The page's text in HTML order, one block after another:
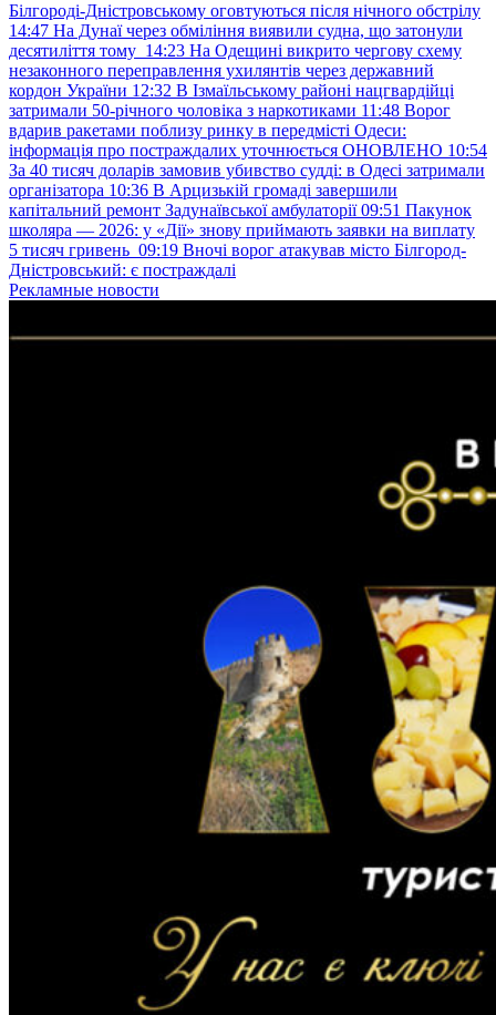
Білгороді-Дністровському оговтуються після нічного обстрілу
14:47 На Дунаї через обміління виявили судна, що затонули
десятиліття тому 14:23 На Одещині викрито чергову схему
незаконного переправлення ухилянтів через державний
кордон України 12:32 В Ізмаїльському районі нацгвардійці
затримали 50-річного чоловіка з наркотиками 11:48 Ворог
вдарив ракетами поблизу ринку в передмісті Одеси:
інформація про постраждалих уточнюється ОНОВЛЕНО 10:54
За 40 тисяч доларів замовив убивство судді: в Одесі затримали
організатора 10:36 В Арцизькій громаді завершили
капітальний ремонт Задунаївської амбулаторії 09:51 Пакунок
школяра — 2026: у «Дії» знову приймають заявки на виплату
5 тисяч гривень 09:19 Вночі ворог атакував місто Білгород-
Дністровський: є постраждалі
Рекламные новости